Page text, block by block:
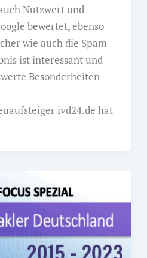
Nutzwert und
bewertet, ebenso
wie auch die Spam-
ist interessant und
Besonderheiten
ivd24.de hat